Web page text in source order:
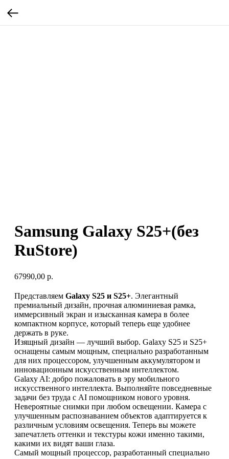
Samsung Galaxy S25+(без
RuStore)
67990,00 р.
Представляем Galaxy S25 и S25+. Элегантный
премиальный дизайн, прочная алюминиевая рамка,
иммерсивный экран и изысканная камера в более
компактном корпусе, который теперь еще удобнее
держать в руке.
Изящный дизайн — лучший выбор. Galaxy S25 и S25+
оснащены самым мощным, специально разработанным
для них процессором, улучшенным аккумулятором и
инновационным искусственным интеллектом.
Galaxy AI: добро пожаловать в эру мобильного
искусственного интеллекта. Выполняйте повседневные
задачи без труда с AI помощником нового уровня.
Невероятные снимки при любом освещении. Камера с
улучшенным распознаванием объектов адаптируется к
различным условиям освещения. Теперь вы можете
запечатлеть оттенки и текстуры кожи именно такими,
какими их видят ваши глаза.
Самый мощный процессор, разработанный специально